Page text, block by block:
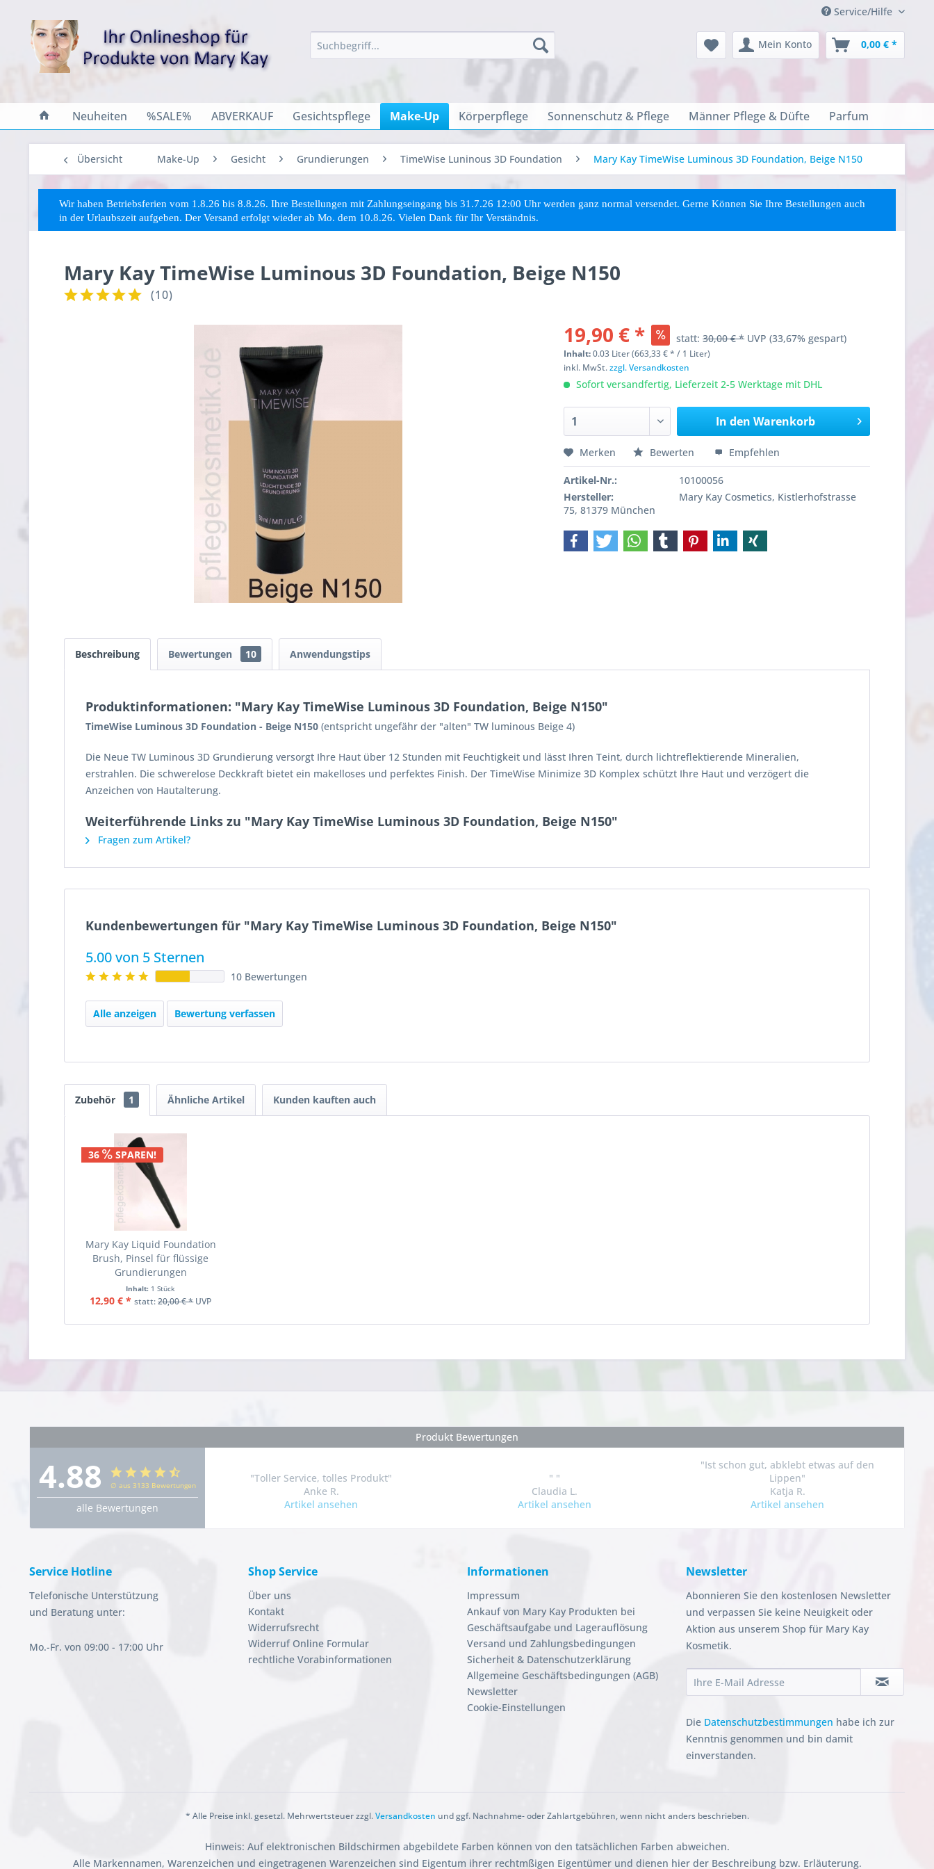
Service/Hilfe
Mein Konto 0,00 € *
Neuheiten %SALE% ABVERKAUF Gesichtspflege Make-Up Körperpflege Sonnenschutz & Pflege Männer Pflege & Düfte Parfum
Übersicht Make-Up Gesicht Grundierungen TimeWise Luninous 3D Foundation Mary Kay TimeWise Luminous 3D Foundation, Beige N150
Wir haben Betriebsferien vom 1.8.26 bis 8.8.26. Ihre Bestellungen mit Zahlungseingang bis 31.7.26 12:00 Uhr werden ganz normal versendet. Gerne Können Sie Ihre Bestellungen auch
in der Urlaubszeit aufgeben. Der Versand erfolgt wieder ab Mo. dem 10.8.26. Vielen Dank für Ihr Verständnis.
Mary Kay TimeWise Luminous 3D Foundation, Beige N150
(10)
19,90 € * statt:30,00 € *UVP(33,67% gespart)
Inhalt:0.03 Liter (663,33 € * / 1 Liter)
inkl. MwSt.zzgl. Versandkosten
Sofort versandfertig, Lieferzeit 2-5 Werktage mit DHL
In den Warenkorb
Merken Bewerten Empfehlen
Artikel-Nr.:
10100056
Hersteller:
Mary Kay Cosmetics, Kistlerhofstrasse
75, 81379 München
Beschreibung Bewertungen 10 Anwendungstips
Produktinformationen: "Mary Kay TimeWise Luminous 3D Foundation, Beige N150"
TimeWise Luminous 3D Foundation - Beige N150 (entspricht ungefähr der "alten" TW luminous Beige 4)
Die Neue TW Luminous 3D Grundierung versorgt Ihre Haut über 12 Stunden mit Feuchtigkeit und lässt Ihren Teint, durch lichtreflektierende Mineralien,
erstrahlen. Die schwerelose Deckkraft bietet ein makelloses und perfektes Finish. Der TimeWise Minimize 3D Komplex schützt Ihre Haut und verzögert die
Anzeichen von Hautalterung.
Weiterführende Links zu "Mary Kay TimeWise Luminous 3D Foundation, Beige N150"
Fragen zum Artikel?
Kundenbewertungen für "Mary Kay TimeWise Luminous 3D Foundation, Beige N150"
5.00 von 5 Sternen
10 Bewertungen
Alle anzeigen Bewertung verfassen
Zubehör 1 Ähnliche Artikel Kunden kauften auch
36 SPAREN!
Mary Kay Liquid Foundation
Brush, Pinsel für flüssige
Grundierungen
Inhalt: 1 Stück
12,90 € * statt:20,00 € *UVP
Produkt Bewertungen
4.88 ∅ aus 3133 Bewertungen
alle Bewertungen
"Toller Service, tolles Produkt"
Anke R.
Artikel ansehen
" "
Claudia L.
Artikel ansehen
"Ist schon gut, abklebt etwas auf den
Lippen"
Katja R.
Artikel ansehen
Service Hotline
Telefonische Unterstützung
und Beratung unter:
Mo.-Fr. von 09:00 - 17:00 Uhr
Shop Service
Über uns
Kontakt
Widerrufsrecht
Widerruf Online Formular
rechtliche Vorabinformationen
Informationen
Impressum
Ankauf von Mary Kay Produkten bei
Geschäftsaufgabe und Lagerauflösung
Versand und Zahlungsbedingungen
Sicherheit & Datenschutzerklärung
Allgemeine Geschäftsbedingungen (AGB)
Newsletter
Cookie-Einstellungen
Newsletter
Abonnieren Sie den kostenlosen Newsletter
und verpassen Sie keine Neuigkeit oder
Aktion aus unserem Shop für Mary Kay
Kosmetik.
Die Datenschutzbestimmungen habe ich zur
Kenntnis genommen und bin damit
einverstanden.
* Alle Preise inkl. gesetzl. Mehrwertsteuer zzgl.Versandkosten und ggf. Nachnahme- oder Zahlartgebühren, wenn nicht anders beschrieben.
Hinweis: Auf elektronischen Bildschirmen abgebildete Farben können von den tatsächlichen Farben abweichen.
Alle Markennamen, Warenzeichen und eingetragenen Warenzeichen sind Eigentum ihrer rechtmßigen Eigentümer und dienen hier der Beschreibung bzw. Erläuterung.